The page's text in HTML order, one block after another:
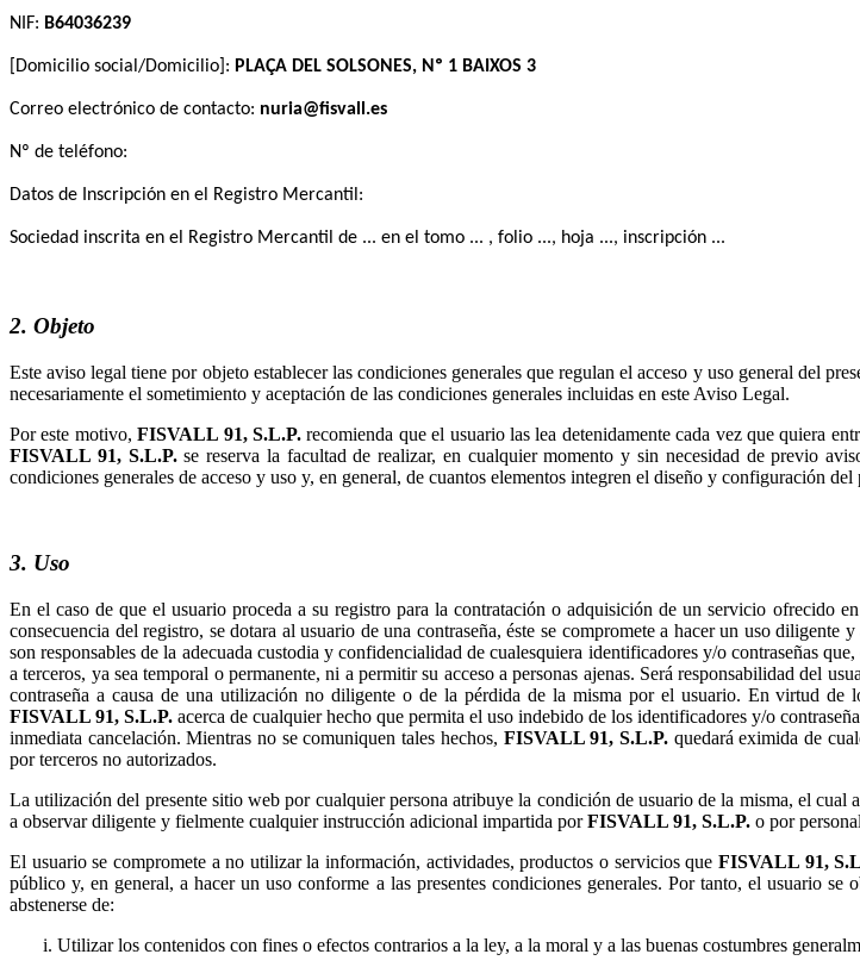
NIF:
[Domicilio social/Domicilio]:
Correo electrónico de contacto:
Nº de teléfono:
Datos de Inscripción en el Registro Mercantil:
Sociedad inscrita en el Registro Mercantil de ... en el tomo ... , folio ..., hoja ..., inscripción ...
2. Objeto
Este aviso legal tiene por objeto establecer las condiciones generales que regulan el acceso y uso general del
necesariamente el sometimiento y aceptación de las condiciones generales incluidas en este Aviso Legal.
Por este motivo,
recomienda que el usuario las lea detenidamente cada vez que quiera
se reserva la facultad de realizar, en cualquier momento y sin necesidad de previo
condiciones generales de acceso y uso y, en general, de cuantos elementos integren el diseño y configuración del
3. Uso
En el caso de que el usuario proceda a su registro para la contratación o adquisición de un servicio ofrecido
consecuencia del registro, se dotara al usuario de una contraseña, éste se compromete a hacer un uso
son responsables de la adecuada custodia y confidencialidad de cualesquiera identificadores y/o contraseñas
a terceros, ya sea temporal o permanente, ni a permitir su acceso a personas ajenas. Será responsabilidad del
contraseña a causa de una utilización no diligente o de la pérdida de la misma por el usuario. En virtud
acerca de cualquier hecho que permita el uso indebido de los identificadores y/o
inmediata cancelación. Mientras no se comuniquen tales hechos,
quedará eximida de
por terceros no autorizados.
La utilización del presente sitio web por cualquier persona atribuye la condición de usuario de la misma, el
a observar diligente y fielmente cualquier instrucción adicional impartida por
o por
El usuario se compromete a no utilizar la información, actividades, productos o servicios que
público y, en general, a hacer un uso conforme a las presentes condiciones generales. Por tanto, el usuario
abstenerse de:
Utilizar los contenidos con fines o efectos contrarios a la ley, a la moral y a las buenas costumbres